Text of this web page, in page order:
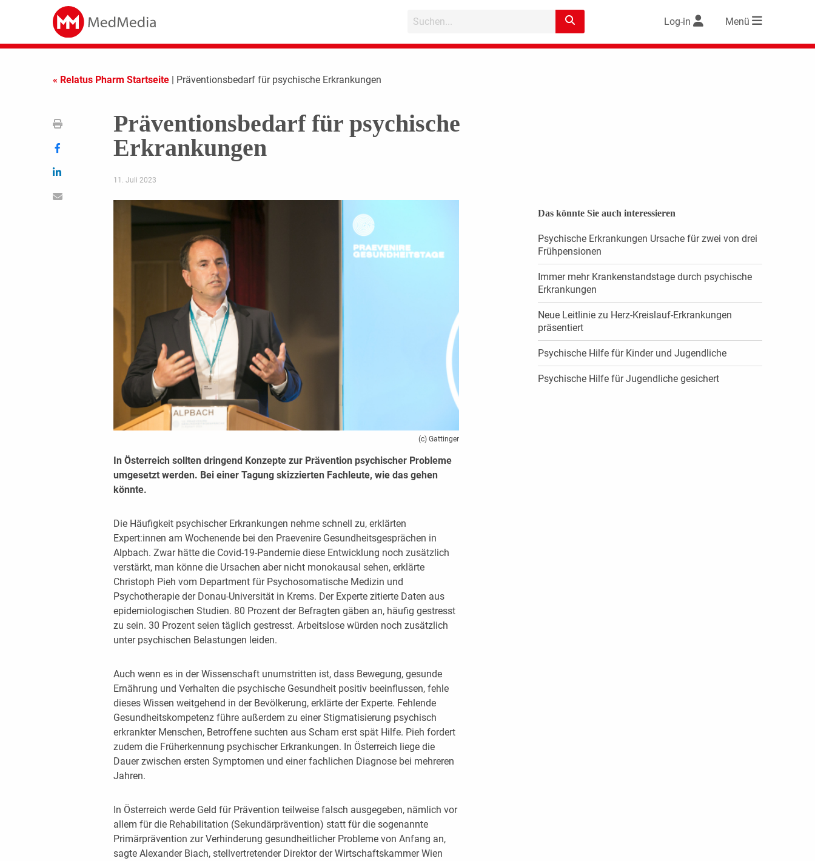
Log-in Menü
« Relatus Pharm Startseite | Präventionsbedarf für psychische Erkrankungen
Präventionsbedarf für psychische
Erkrankungen
11. Juli 2023
(c) Gattinger
In Österreich sollten dringend Konzepte zur Prävention psychischer Probleme
umgesetzt werden. Bei einer Tagung skizzierten Fachleute, wie das gehen
könnte.
Die Häufigkeit psychischer Erkrankungen nehme schnell zu, erklärten
Expert:innen am Wochenende bei den Praevenire Gesundheitsgesprächen in
Alpbach. Zwar hätte die Covid-19-Pandemie diese Entwicklung noch zusätzlich
verstärkt, man könne die Ursachen aber nicht monokausal sehen, erklärte
Christoph Pieh vom Department für Psychosomatische Medizin und
Psychotherapie der Donau-Universität in Krems. Der Experte zitierte Daten aus
epidemiologischen Studien. 80 Prozent der Befragten gäben an, häufig gestresst
zu sein. 30 Prozent seien täglich gestresst. Arbeitslose würden noch zusätzlich
unter psychischen Belastungen leiden.
Auch wenn es in der Wissenschaft unumstritten ist, dass Bewegung, gesunde
Ernährung und Verhalten die psychische Gesundheit positiv beeinflussen, fehle
dieses Wissen weitgehend in der Bevölkerung, erklärte der Experte. Fehlende
Gesundheitskompetenz führe außerdem zu einer Stigmatisierung psychisch
erkrankter Menschen, Betroffene suchten aus Scham erst spät Hilfe. Pieh fordert
zudem die Früherkennung psychischer Erkrankungen. In Österreich liege die
Dauer zwischen ersten Symptomen und einer fachlichen Diagnose bei mehreren
Jahren.
In Österreich werde Geld für Prävention teilweise falsch ausgegeben, nämlich vor
allem für die Rehabilitation (Sekundärprävention) statt für die sogenannte
Primärprävention zur Verhinderung gesundheitlicher Probleme von Anfang an,
sagte Alexander Biach, stellvertretender Direktor der Wirtschaftskammer Wien
Das könnte Sie auch interessieren
Psychische Erkrankungen Ursache für zwei von drei
Frühpensionen
Immer mehr Krankenstandstage durch psychische
Erkrankungen
Neue Leitlinie zu Herz-Kreislauf-Erkrankungen
präsentiert
Psychische Hilfe für Kinder und Jugendliche
Psychische Hilfe für Jugendliche gesichert